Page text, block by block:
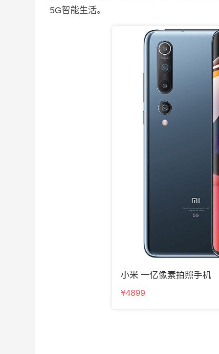
5G智能生活。
小米 一亿像素拍照手机
¥4899